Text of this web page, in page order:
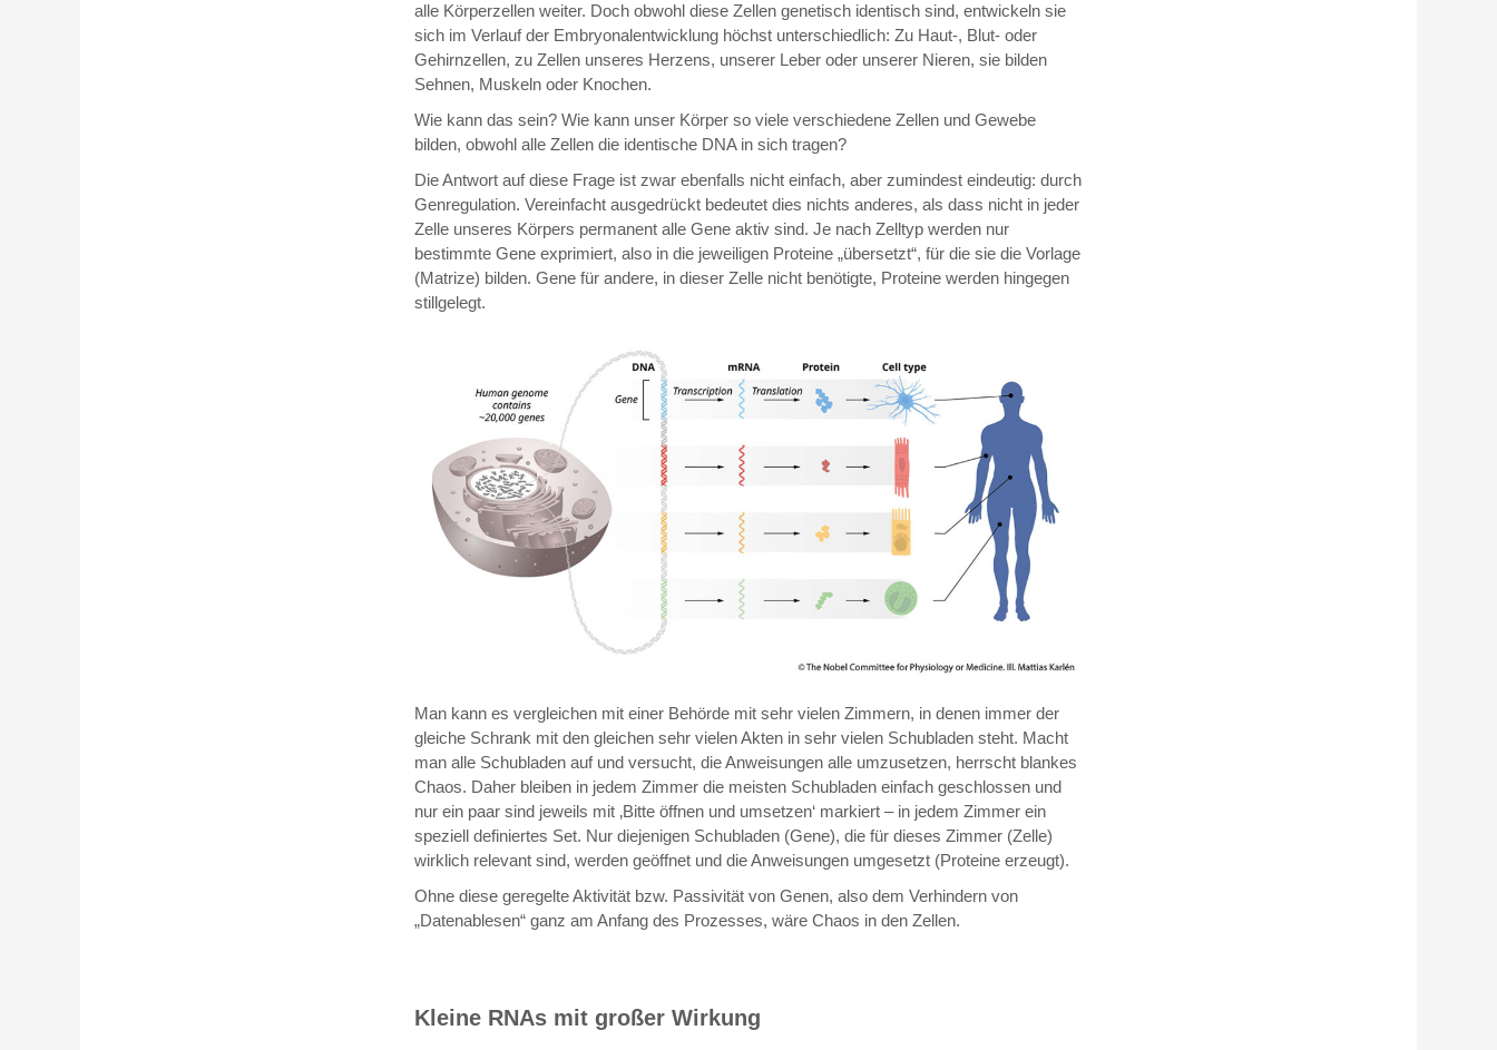
alle Körperzellen weiter. Doch obwohl diese Zellen genetisch identisch sind, entwickeln sie
sich im Verlauf der Embryonalentwicklung höchst unterschiedlich: Zu Haut-, Blut- oder
Gehirnzellen, zu Zellen unseres Herzens, unserer Leber oder unserer Nieren, sie bilden
Sehnen, Muskeln oder Knochen.
Wie kann das sein? Wie kann unser Körper so viele verschiedene Zellen und Gewebe
bilden, obwohl alle Zellen die identische DNA in sich tragen?
Die Antwort auf diese Frage ist zwar ebenfalls nicht einfach, aber zumindest eindeutig: durch
Genregulation. Vereinfacht ausgedrückt bedeutet dies nichts anderes, als dass nicht in jeder
Zelle unseres Körpers permanent alle Gene aktiv sind. Je nach Zelltyp werden nur
bestimmte Gene exprimiert, also in die jeweiligen Proteine „übersetzt“, für die sie die Vorlage
(Matrize) bilden. Gene für andere, in dieser Zelle nicht benötigte, Proteine werden hingegen
stillgelegt.
Man kann es vergleichen mit einer Behörde mit sehr vielen Zimmern, in denen immer der
gleiche Schrank mit den gleichen sehr vielen Akten in sehr vielen Schubladen steht. Macht
man alle Schubladen auf und versucht, die Anweisungen alle umzusetzen, herrscht blankes
Chaos. Daher bleiben in jedem Zimmer die meisten Schubladen einfach geschlossen und
nur ein paar sind jeweils mit ‚Bitte öffnen und umsetzen‘ markiert – in jedem Zimmer ein
speziell definiertes Set. Nur diejenigen Schubladen (Gene), die für dieses Zimmer (Zelle)
wirklich relevant sind, werden geöffnet und die Anweisungen umgesetzt (Proteine erzeugt).
Ohne diese geregelte Aktivität bzw. Passivität von Genen, also dem Verhindern von
„Datenablesen“ ganz am Anfang des Prozesses, wäre Chaos in den Zellen.
Kleine RNAs mit großer Wirkung